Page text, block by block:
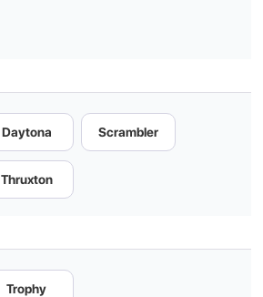
Daytona Scrambler
Thruxton
Trophy